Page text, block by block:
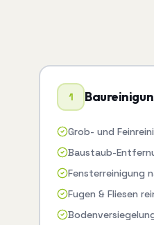
1
Grob- und
Baustaub-
Fensterreinigung
Fugen & Fliesen